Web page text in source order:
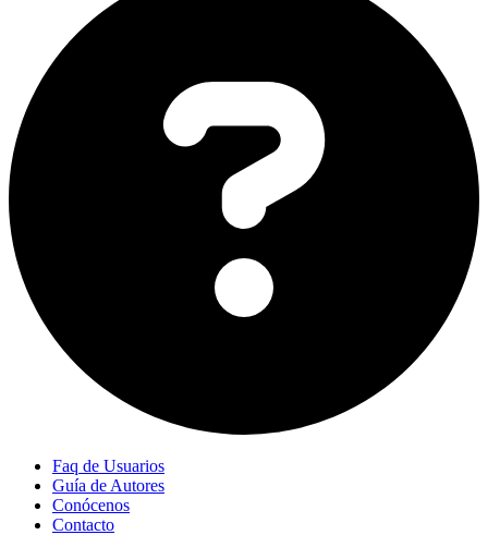
Faq de Usuarios
Guía de Autores
Conócenos
Contacto